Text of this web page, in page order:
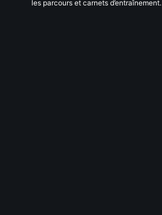
les parcours et carnets d’entraînement.